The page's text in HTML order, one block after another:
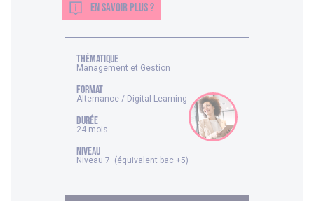
EN SAVOIR PLUS ?
thématique
Management et Gestion
FORMAT
Alternance / Digital Learning
DURÉE
24 mois
NIVEAU
Niveau 7 (équivalent bac +5)